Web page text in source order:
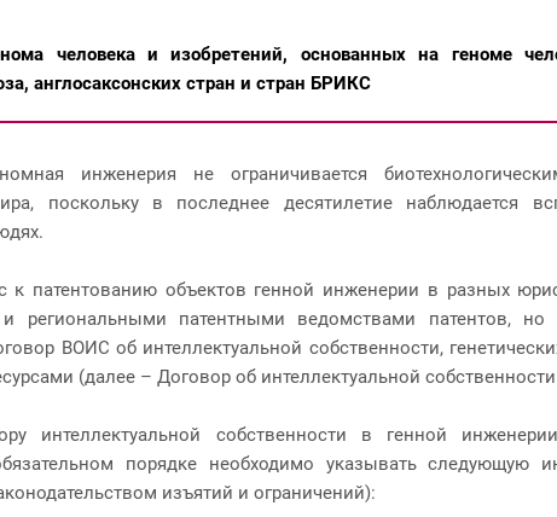
человека и изобретений, основанных на геноме
англосаксонских стран и стран БРИКС
инженерия не ограничивается
поскольку в последнее десятилетие наблюдается
к патентованию объектов генной инженерии в разных
региональными патентными ведомствами патентов,
ВОИС об интеллектуальной собственности,
(далее – Договор об интеллектуальной
интеллектуальной собственности в генной
порядке необходимо указывать следующую
изъятий и ограничений):